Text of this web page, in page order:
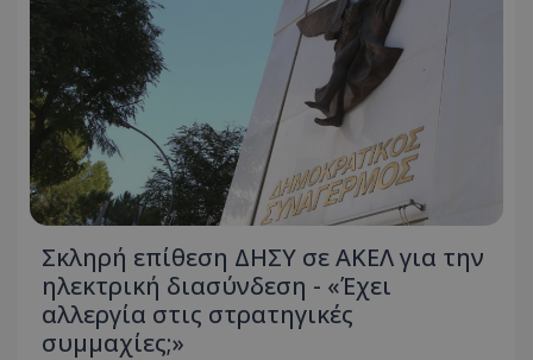
Σκληρή επίθεση ΔΗΣΥ σε ΑΚΕΛ για την
ηλεκτρική διασύνδεση - «Έχει
αλλεργία στις στρατηγικές
συμμαχίες;»